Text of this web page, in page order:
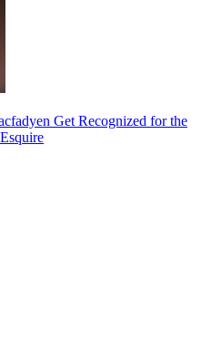
Get Recognized for the